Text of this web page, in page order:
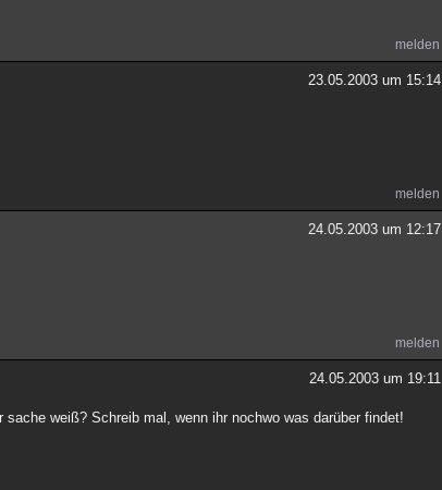
melden
23.05.2003 um 15:14
melden
24.05.2003 um 12:17
melden
24.05.2003 um 19:11
weiß? Schreib mal, wenn ihr nochwo was darüber findet!